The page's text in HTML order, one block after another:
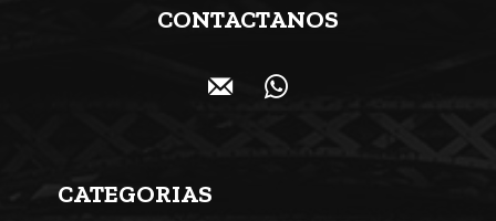
CONTACTANOS
CATEGORIAS